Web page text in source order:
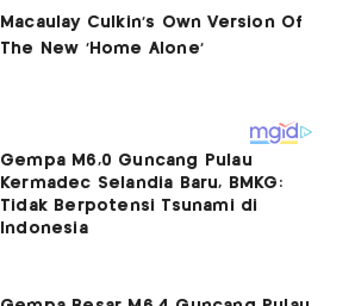
Gempa M6,0 Guncang Pulau
Kermadec Selandia Baru, BMKG:
Tidak Berpotensi Tsunami di
Indonesia